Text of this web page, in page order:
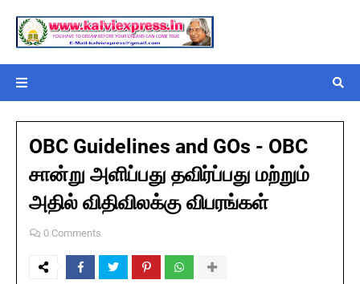
OBC Guidelines and GOs - OBC
சான்று அளிப்பது தவிர்ப்பது மற்றும்
அதில் விதிவிலக்கு விபரங்கள்
0 Comments